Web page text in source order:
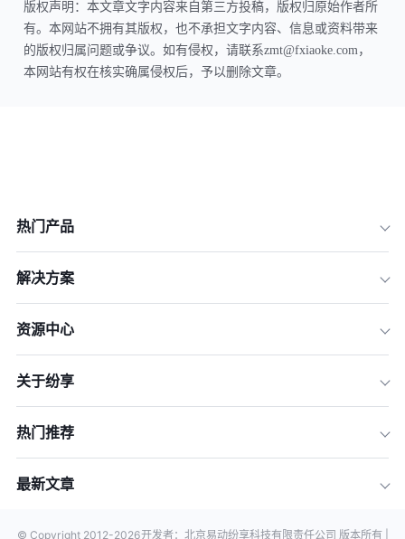
版权声明：本文章文字内容来自第三方投稿，版权归原始作者所
有。本网站不拥有其版权，也不承担文字内容、信息或资料带来
的版权归属问题或争议。如有侵权，请联系zmt@fxiaoke.com，
本网站有权在核实确属侵权后，予以删除文章。
热门产品
解决方案
资源中心
关于纷享
热门推荐
最新文章
© Copyright 2012-2026开发者：北京易动纷享科技有限责任公司 版本所有 |